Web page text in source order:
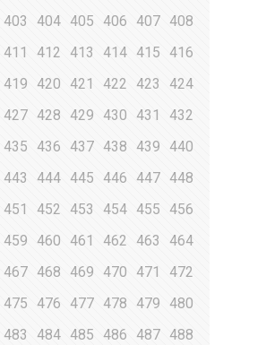
403 404 405 406 407 408
411 412 413 414 415
416
419 420 421 422 423
424
427 428 429 430 431
432
435 436 437 438 439
440
443 444 445 446 447 448
451 452 453 454 455
456
459 460 461 462 463
464
467 468 469 470 471
472
475 476 477 478 479
480
483 484 485 486 487 488